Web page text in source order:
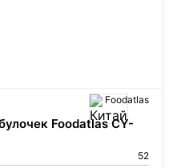
Foodatlas
Foodatlas CY-
52